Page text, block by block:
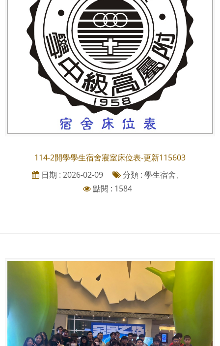
114-2開學學生宿舍寢室床位表-更新115603
日期 : 2026-02-09
分類 : 學生宿舍、
點閱 : 1584